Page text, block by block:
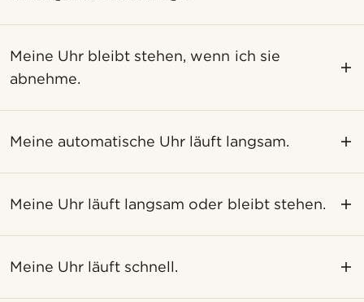
Meine Uhr bleibt stehen, wenn ich sie
abnehme.
Meine automatische Uhr läuft langsam.
Meine Uhr läuft langsam oder bleibt stehen.
Meine Uhr läuft schnell.